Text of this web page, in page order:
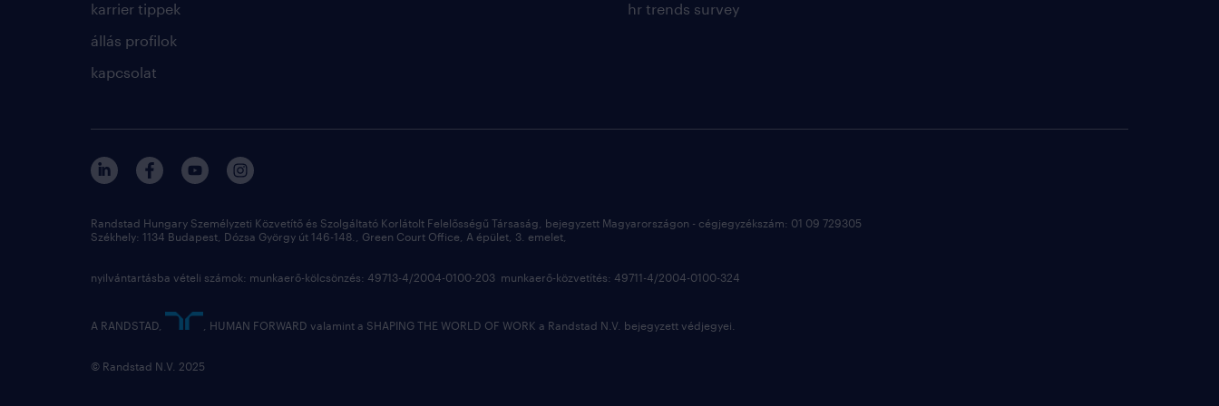
karrier tippek
állás profilok
kapcsolat
hr trends survey
Randstad Hungary Személyzeti Közvetítő és Szolgáltató Korlátolt Felelősségű Társaság, bejegyzett Magyarországon - cégjegyzékszám: 01 09 729305
Székhely: 1134 Budapest, Dózsa György út 146-148., Green Court Office, A épület, 3. emelet,
nyilvántartásba vételi számok: munkaerő-kölcsönzés: 49713-4/2004-0100-203 munkaerő-közvetítés: 49711-4/2004-0100-324
A RANDSTAD, , HUMAN FORWARD valamint a SHAPING THE WORLD OF WORK a Randstad N.V. bejegyzett védjegyei.
© Randstad N.V. 2025